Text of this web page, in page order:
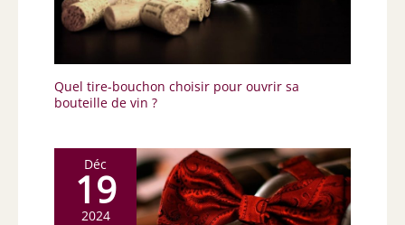
Quel tire-bouchon choisir pour ouvrir sa
bouteille de vin ?
Déc
19
2024